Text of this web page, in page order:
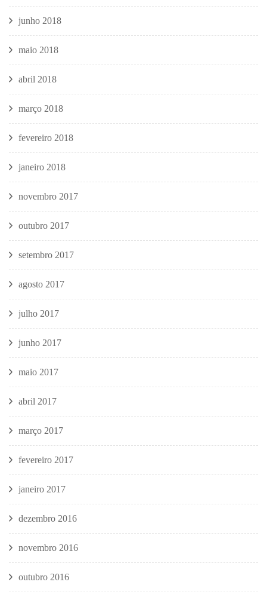
junho 2018
maio 2018
abril 2018
março 2018
fevereiro 2018
janeiro 2018
novembro 2017
outubro 2017
setembro 2017
agosto 2017
julho 2017
junho 2017
maio 2017
abril 2017
março 2017
fevereiro 2017
janeiro 2017
dezembro 2016
novembro 2016
outubro 2016